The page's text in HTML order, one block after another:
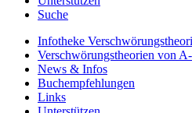
Suche
Infotheke
Verschwörungstheorien von
News & Infos
Buchempfehlungen
Links